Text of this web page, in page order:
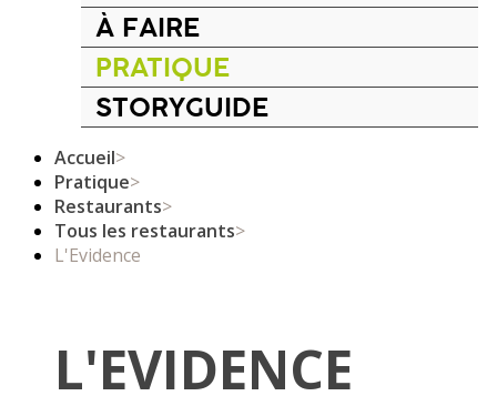
À FAIRE
PRATIQUE
STORYGUIDE
Accueil>
Pratique>
Restaurants>
Tous les restaurants>
L'Evidence
L'EVIDENCE